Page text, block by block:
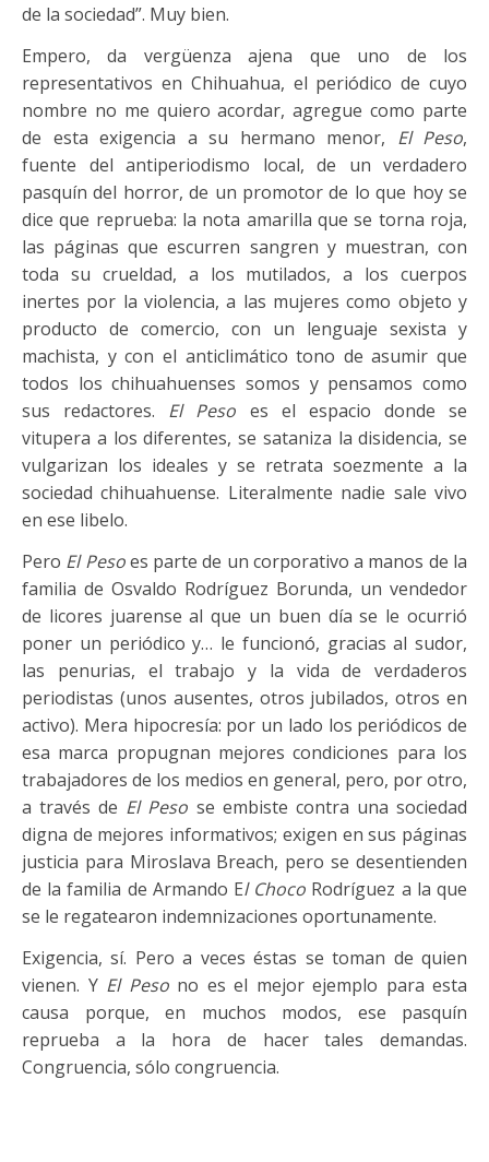
de la sociedad”. Muy bien.
Empero, da vergüenza ajena que uno de los
representativos en Chihuahua, el periódico de cuyo
nombre no me quiero acordar, agregue como parte
de esta exigencia a su hermano menor, El Peso,
fuente del antiperiodismo local, de un verdadero
pasquín del horror, de un promotor de lo que hoy se
dice que reprueba: la nota amarilla que se torna roja,
las páginas que escurren sangren y muestran, con
toda su crueldad, a los mutilados, a los cuerpos
inertes por la violencia, a las mujeres como objeto y
producto de comercio, con un lenguaje sexista y
machista, y con el anticlimático tono de asumir que
todos los chihuahuenses somos y pensamos como
sus redactores. El Peso es el espacio donde se
vitupera a los diferentes, se sataniza la disidencia, se
vulgarizan los ideales y se retrata soezmente a la
sociedad chihuahuense. Literalmente nadie sale vivo
en ese libelo.
Pero El Pesoes parte de un corporativo a manos de la
familia de Osvaldo Rodríguez Borunda, un vendedor
de licores juarense al que un buen día se le ocurrió
poner un periódico y… le funcionó, gracias al sudor,
las penurias, el trabajo y la vida de verdaderos
periodistas (unos ausentes, otros jubilados, otros en
activo). Mera hipocresía: por un lado los periódicos de
esa marca propugnan mejores condiciones para los
trabajadores de los medios en general, pero, por otro,
a través de El Peso se embiste contra una sociedad
digna de mejores informativos; exigen en sus páginas
justicia para Miroslava Breach, pero se desentienden
de la familia de Armando El Choco Rodríguez a la que
se le regatearon indemnizaciones oportunamente.
Exigencia, sí. Pero a veces éstas se toman de quien
vienen. Y El Pesono es el mejor ejemplo para esta
causa porque, en muchos modos, ese pasquín
reprueba a la hora de hacer tales demandas.
Congruencia, sólo congruencia.